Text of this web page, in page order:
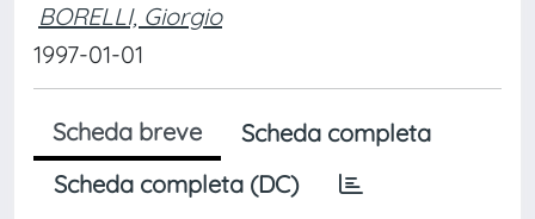
BORELLI, Giorgio
1997-01-01
Scheda breve
Scheda completa
Scheda completa (DC)